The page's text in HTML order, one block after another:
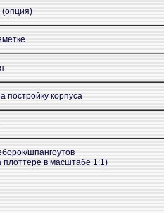
(опция)
постройку корпуса
шпангоутов
плоттере в масштабе 1:1)